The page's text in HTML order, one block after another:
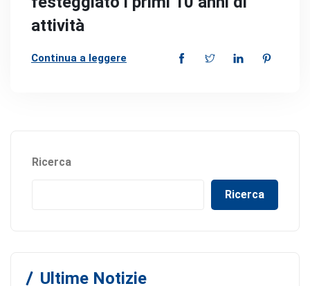
attività
Continua a leggere
Ricerca
Ricerca
Ultime Notizie